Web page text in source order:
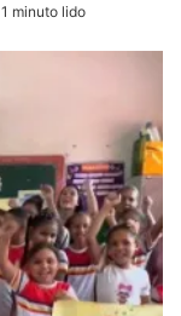
1 minuto lido